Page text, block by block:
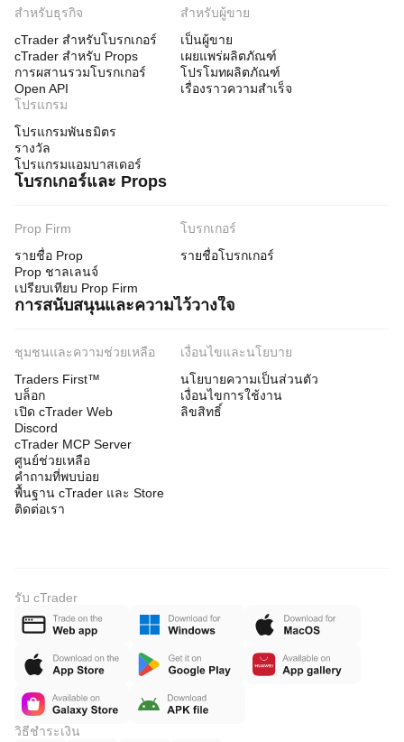
สำหรับธุรกิจ
cTrader สำหรับโบรกเกอร์
cTrader สำหรับ Props
การผสานรวมโบรกเกอร์
Open API
สำหรับผู้ขาย
เป็นผู้ขาย
เผยแพร่ผลิตภัณฑ์
โปรโมทผลิตภัณฑ์
เรื่องราวความสำเร็จ
โปรแกรม
โปรแกรมพันธมิตร
รางวัล
โปรแกรมแอมบาสเดอร์
โบรกเกอร์และ Props
Prop Firm
รายชื่อ Prop
Prop ชาลเลนจ์
เปรียบเทียบ Prop Firm
โบรกเกอร์
รายชื่อโบรกเกอร์
การสนับสนุนและความไว้วางใจ
ชุมชนและความช่วยเหลือ
Traders First™
บล็อก
เปิด cTrader Web
Discord
cTrader MCP Server
ศูนย์ช่วยเหลือ
คำถามที่พบบ่อย
พื้นฐาน cTrader และ Store
ติดต่อเรา
เงื่อนไขและนโยบาย
นโยบายความเป็นส่วนตัว
เงื่อนไขการใช้งาน
ลิขสิทธิ์
รับ cTrader
วิธีชำระเงิน